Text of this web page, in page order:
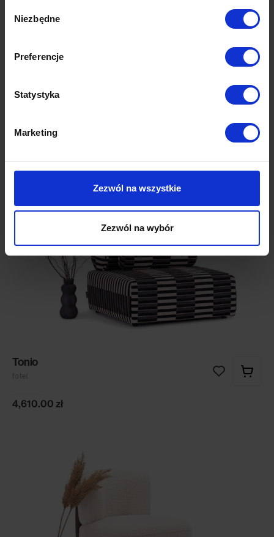
zgody
Niezbędne
Preferencje
Statystyka
Marketing
Zezwól na wszystkie
Zezwól na wybór
Amalfi
2,930.00zł
Tonio
fotel
4,610.00 zł